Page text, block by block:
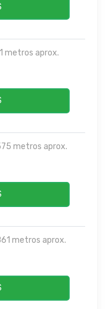
metros aprox.
metros aprox.
metros aprox.